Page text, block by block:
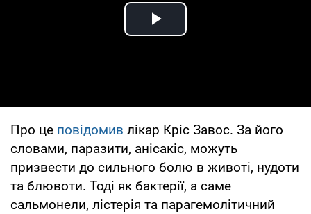
Play Video
Про це повідомив лікар Кріс Завос. За його
словами, паразити, анісакіс, можуть
призвести до сильного болю в животі, нудоти
та блювоти. Тоді як бактерії, а саме
сальмонели, лістерія та парагемолітичний